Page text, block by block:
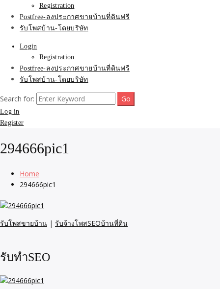
เมืองไทย
Registration
Postfree-ลงประกาศขายบ้านที่ดินฟรี
รับโพสบ้าน-โดยบริษัท
Login
Registration
Postfree-ลงประกาศขายบ้านที่ดินฟรี
รับโพสบ้าน-โดยบริษัท
Search for:
Log in
Register
294666pic1
Home
294666pic1
รับโพสขายบ้าน | รับจ้างโพสSEOบ้านที่ดิน
รับทำSEO